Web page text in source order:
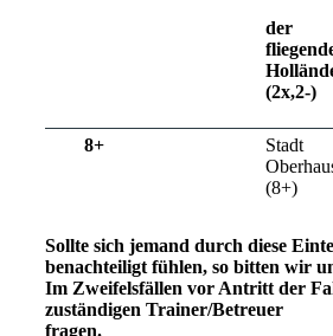
der
(2x,2-)
8+
Stadt
(8+)
Sollte sich jemand durch diese
benachteiligt fühlen, so bitten wir
Im Zweifelsfällen vor Antritt der
zuständigen Trainer/Betreuer